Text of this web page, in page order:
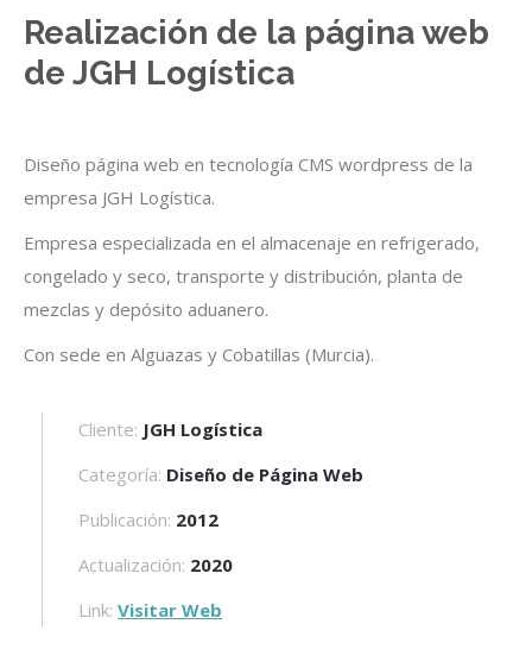
Realización de la página web
de JGH Logística
Diseño página web en tecnología CMS wordpress de la
empresa JGH Logística.
Empresa especializada en el almacenaje en refrigerado,
congelado y seco, transporte y distribución, planta de
mezclas y depósito aduanero.
Con sede en Alguazas y Cobatillas (Murcia).
Cliente: JGH Logística
Categoría: Diseño de Página Web
Publicación: 2012
Actualización: 2020
Link: Visitar Web